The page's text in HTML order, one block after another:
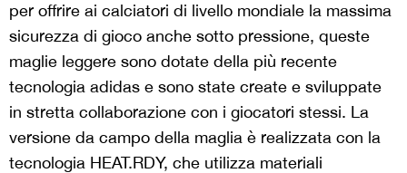
per offrire ai calciatori di livello mondiale la massima
sicurezza di gioco anche sotto pressione, queste
maglie leggere sono dotate della più recente
tecnologia adidas e sono state create e sviluppate
in stretta collaborazione con i giocatori stessi. La
versione da campo della maglia è realizzata con la
tecnologia HEAT.RDY, che utilizza materiali